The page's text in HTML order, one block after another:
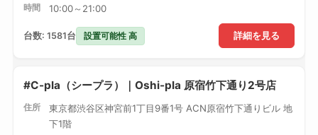
時間 10:00～21:00
詳細を見る
台数: 1581台 設置可能性 高
#C-pla（シープラ）｜Oshi-pla 原宿竹下通り2号店
住所
東京都渋谷区神宮前1丁目9番1号 ACN原宿竹下通りビル 地
下1階